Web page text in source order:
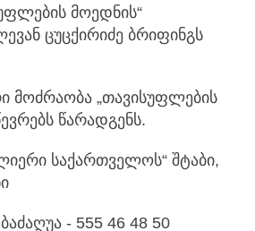
მოედნის“
ცუცქირიძე ბრიფინგს
მოძრაობა „თავისუფლების
წარადგენს.
საქართველოს“ შტაბი,
- 555 46 48 50